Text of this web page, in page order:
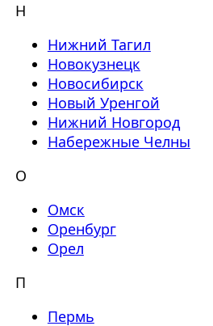
Н
Нижний Тагил
Новокузнецк
Новосибирск
Новый Уренгой
Нижний Новгород
Набережные Челны
О
Омск
Оренбург
Орел
П
Пермь